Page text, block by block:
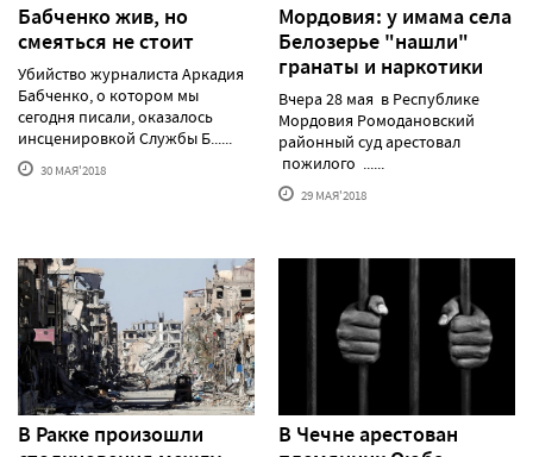
Бабченко жив, но
смеяться не стоит
Убийство журналиста Аркадия
Бабченко, о котором мы
сегодня писали, оказалось
инсценировкой Службы Б......
30 МАЯ'2018
Мордовия: у имама села
Белозерье "нашли"
гранаты и наркотики
Вчера 28 мая в Республике
Мордовия Ромодановский
районный суд арестовал
пожилого ......
29 МАЯ'2018
В Ракке произошли
В Чечне арестован